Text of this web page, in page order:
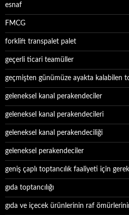
esnaf
FMCG
forklift transpalet palet
geçerli ticari teamüller
geçmişten günümüze ayakta kalabilen
geleneksel kanal perakendeciler
geleneksel kanal perakendecileri
geleneksel kanal perakendeciliği
geleneksel perakendeciler
geniş çaplı toptancılık faaliyeti için
gıda toptancılığı
gıda ve içecek ürünlerinin raf